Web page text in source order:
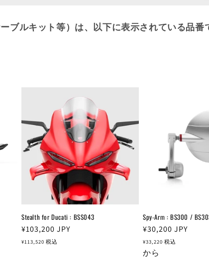
ルキット等）は、以下に表示されている品番
Stealth for Ducati : BSS043
通
常
¥103,200 JPY
¥113,520 税込
Spy-Arm : BS300 /
通
常
価
¥30,200 JPY
¥33,220 税込
から